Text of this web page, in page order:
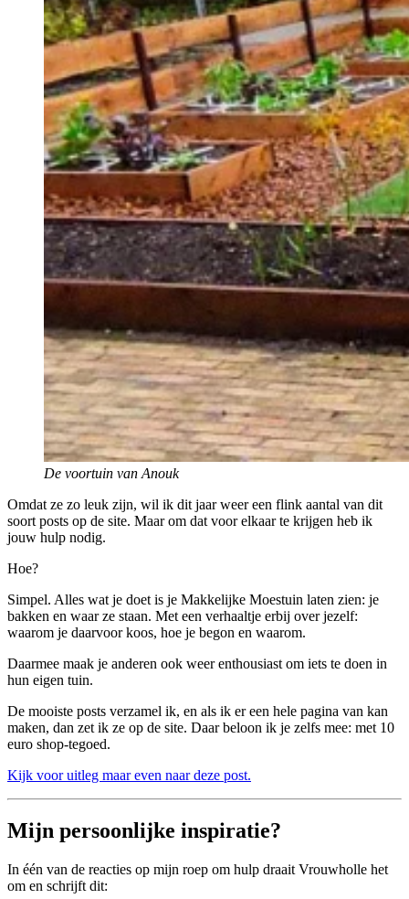
De voortuin van Anouk
Omdat ze zo leuk zijn, wil ik dit jaar weer een flink aantal van dit
soort posts op de site. Maar om dat voor elkaar te krijgen heb ik
jouw hulp nodig.
Hoe?
Simpel. Alles wat je doet is je Makkelijke Moestuin laten zien: je
bakken en waar ze staan. Met een verhaaltje erbij over jezelf:
waarom je daarvoor koos, hoe je begon en waarom.
Daarmee maak je anderen ook weer enthousiast om iets te doen in
hun eigen tuin.
De mooiste posts verzamel ik, en als ik er een hele pagina van kan
maken, dan zet ik ze op de site. Daar beloon ik je zelfs mee: met 10
euro shop-tegoed.
Kijk voor uitleg maar even naar deze post.
Mijn persoonlijke inspiratie?
In één van de reacties op mijn roep om hulp draait Vrouwholle het
om en schrijft dit: